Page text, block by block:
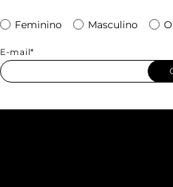
Feminino Masculino
E-mail*